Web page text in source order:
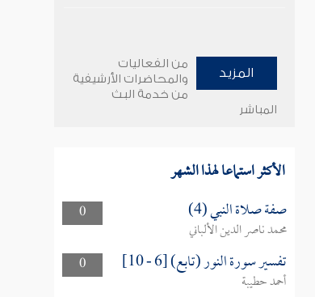
المزيد
من الفعاليات
والمحاضرات الأرشيفية
من خدمة البث
المباشر
الأكثر استماعا لهذا الشهر
0 صفة صلاة النبي (4)
محمد ناصر الدين الألباني
0
تفسير سورة النور (تابع) [6 - 10]
أحمد حطيبة